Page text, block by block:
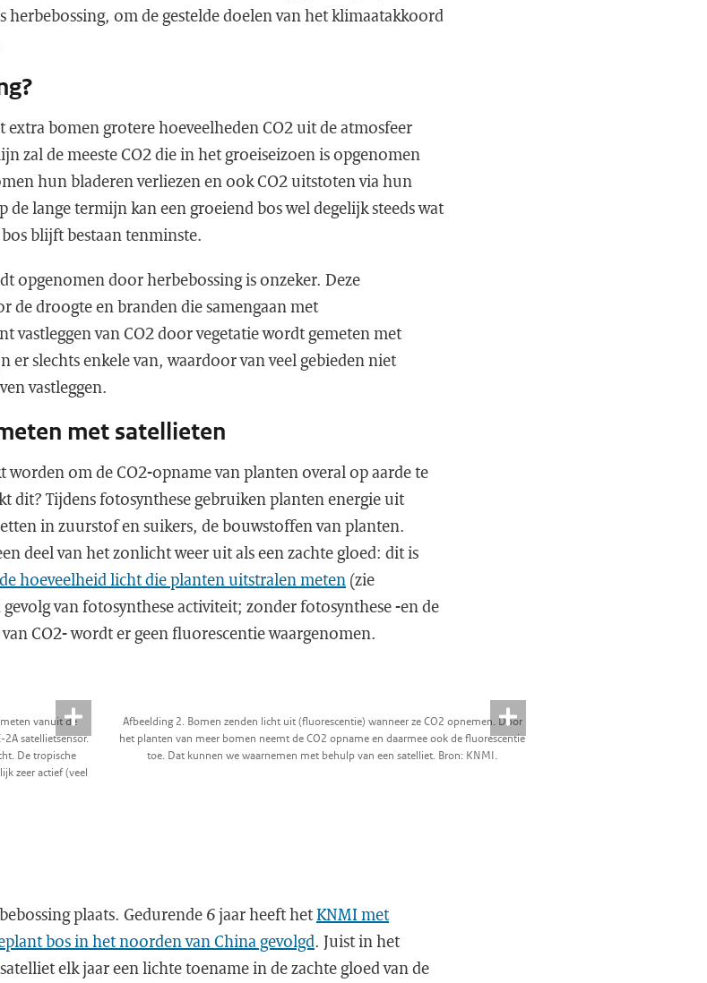
herbebossing, om de gestelde doelen van het klimaatakkoord
extra bomen grotere hoeveelheden CO2 uit de atmosfeer
zal de meeste CO2 die in het groeiseizoen is opgenomen
hun bladeren verliezen en ook CO2 uitstoten via hun
de lange termijn kan een groeiend bos wel degelijk steeds wat
blijft bestaan tenminste.
opgenomen door herbebossing is onzeker. Deze
de droogte en branden die samengaan met
vastleggen van CO2 door vegetatie wordt gemeten met
er slechts enkele van, waardoor van veel gebieden niet
vastleggen.
met satellieten
om de CO2-opname van planten overal op aarde te
dit? Tijdens fotosynthese gebruiken planten energie uit
in zuurstof en suikers, de bouwstoffen van planten.
deel van het zonlicht weer uit als een zachte gloed: dit is
hoeveelheid licht die planten uitstralen meten (zie
van fotosynthese activiteit; zonder fotosynthese -en de
CO2- wordt er geen fluorescentie waargenomen.
vanuit de
satellietsensor.
De tropische
zeer actief (veel
Afbeelding 2. Bomen zenden licht uit (fluorescentie) wanneer ze CO2 opnemen. Door
het planten van meer bomen neemt de CO2 opname en daarmee ook de fluorescentie
toe. Dat kunnen we waarnemen met behulp van een satelliet. Bron: KNMI.
plaats. Gedurende 6 jaar heeft hetKNMI met
bos in het noorden van China gevolgd. Juist in het
elk jaar een lichte toename in de zachte gloed van de